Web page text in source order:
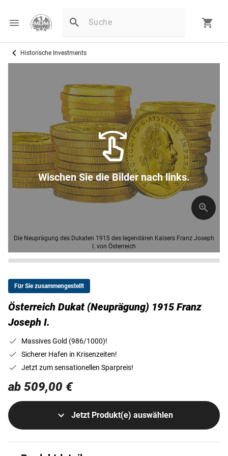
Historische Investments
Die Neuprägung des Dukaten 1915 des legendären Kaisers Franz Joseph
I. von Österreich
Wischen Sie die Bilder nach links.
Für Sie zusammengestellt
Österreich Dukat (Neuprägung) 1915 Franz
Joseph I.
Massives Gold (986/1000)!
Sicherer Hafen in Krisenzeiten!
Jetzt zum sensationellen Sparpreis!
ab 509,00 €
Jetzt Produkt(e) auswählen